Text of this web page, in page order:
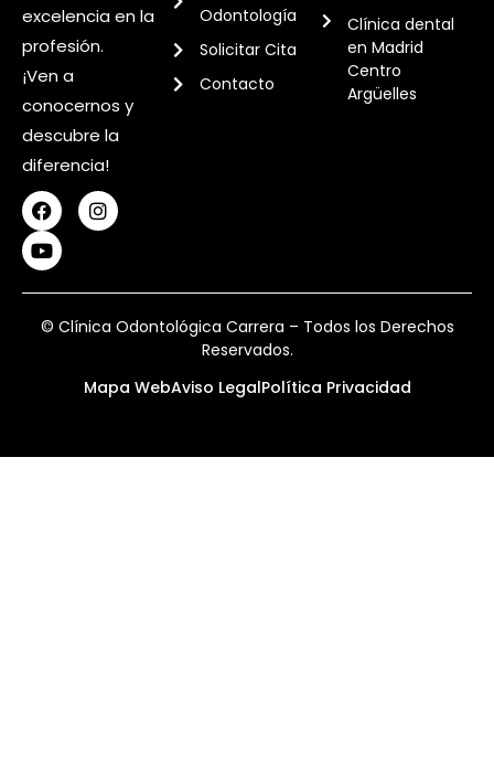
excelencia en la
profesión.
¡Ven a
conocernos y
descubre la
diferencia!
Odontología
Solicitar Cita
Contacto
Clínica dental
en Madrid
Centro
Argüelles
© Clínica Odontológica Carrera – Todos los Derechos
Reservados.
Mapa WebAviso LegalPolítica Privacidad